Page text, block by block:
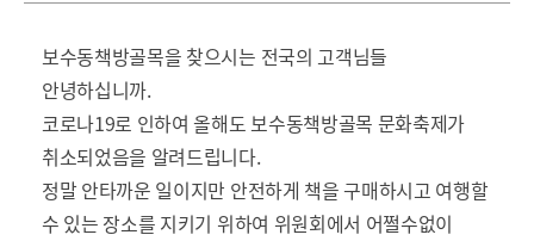
보수동책방골목을 찾으시는 전국의 고객님들
안녕하십니까.
코로나19로 인하여 올해도 보수동책방골목 문화축제가
취소되었음을 알려드립니다.
정말 안타까운 일이지만 안전하게 책을 구매하시고 여행할
수 있는 장소를 지키기 위하여 위원회에서 어쩔수없이